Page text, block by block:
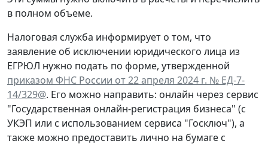
в полном объеме.
Налоговая служба информирует о том, что
заявление об исключении юридического лица из
ЕГРЮЛ нужно подать по форме, утвержденной
приказом ФНС России от 22 апреля 2024 г. № ЕД-7-
14/329@. Его можно направить: онлайн через сервис
"Государственная онлайн-регистрация бизнеса" (с
УКЭП или с использованием сервиса "Госключ"), а
также можно предоставить лично на бумаге с